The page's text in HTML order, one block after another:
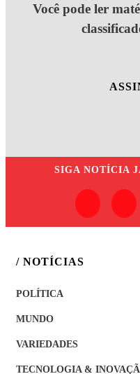
Você pode ler
SIGA NOTÍCIA
/ NOTÍCIAS
POLÍTICA
MUNDO
VARIEDADES
TECNOLOGIA &